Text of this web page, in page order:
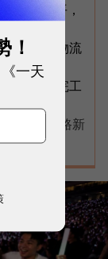
二代鄭平，
器人？物流
自動跑完工
揭密好網路新
！
一天